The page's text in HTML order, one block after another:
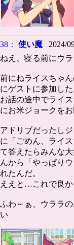
38： 使い魔 2024/
ねえ、寝る前にウ
前にねライスちゃ
にゲストに参加した
お話の途中でライ
にお米ジョークを
アドリブだったし
に「ごめん、ライ
て答えたらみんな
んから「やっぱり
れたんだ。
ええと…これで良か
ふわ～ぁ、ウララ
い